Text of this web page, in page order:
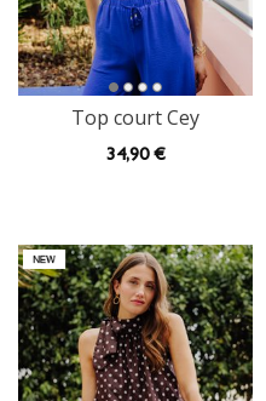
Top court Cey
34,90 €